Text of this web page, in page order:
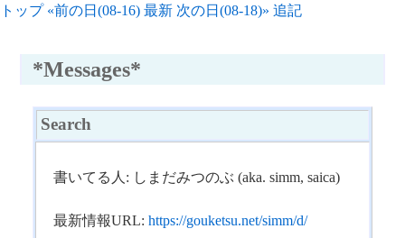
トップ «前の日(08-16) 最新 次の日(08-18)» 追記
*Messages*
Search
書いてる人: しまだみつのぶ (aka. simm, saica)
最新情報URL: https://gouketsu.net/simm/d/